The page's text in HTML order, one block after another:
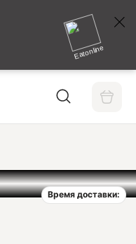
Eatonline
Время доставки: